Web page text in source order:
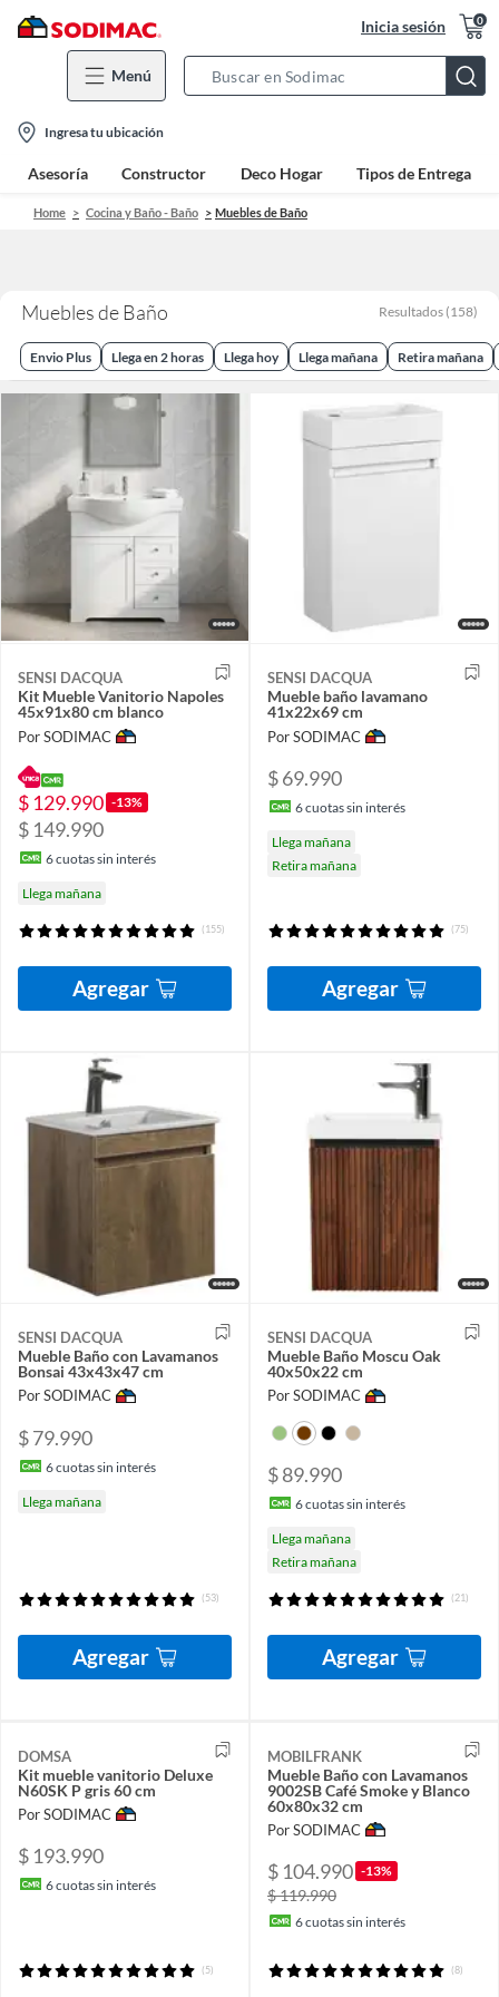
Inicia sesión 0
Menú
Bar
location-
icon
Ingresa tu ubicación
Asesoría Constructor Deco Hogar Tipos de Entrega
Home Cocina y Baño - Baño Muebles de Baño
Muebles de Baño Resultados (158)
Envio Plus Llega en 2 horas Llega hoy Llega mañana Retira mañana
SENSI DACQUA
Kit Mueble Vanitorio Napoles
45x91x80 cm blanco
Por SODIMAC
$ 129.990 -13%
$ 149.990
6cuotas sin interés
Llega mañana
(155)
Agregar
SENSI DACQUA
Mueble baño lavamano
41x22x69 cm
Por SODIMAC
$ 69.990
6cuotas sin interés
Llega mañana
Retira mañana
(75)
Agregar
SENSI DACQUA
Mueble Baño con Lavamanos
Bonsai 43x43x47 cm
Por SODIMAC
$ 79.990
6cuotas sin interés
Llega mañana
(53)
Agregar
SENSI DACQUA
Mueble Baño Moscu Oak
40x50x22 cm
Por SODIMAC
$ 89.990
6cuotas sin interés
Llega mañana
Retira mañana
(21)
Agregar
DOMSA
Kit mueble vanitorio Deluxe
N60SK P gris 60 cm
Por SODIMAC
$ 193.990
6cuotas sin interés
(5)
MOBILFRANK
Mueble Baño con Lavamanos
9002SB Café Smoke y Blanco
60x80x32 cm
Por SODIMAC
$ 104.990 -13%
$ 119.990
6cuotas sin interés
(8)